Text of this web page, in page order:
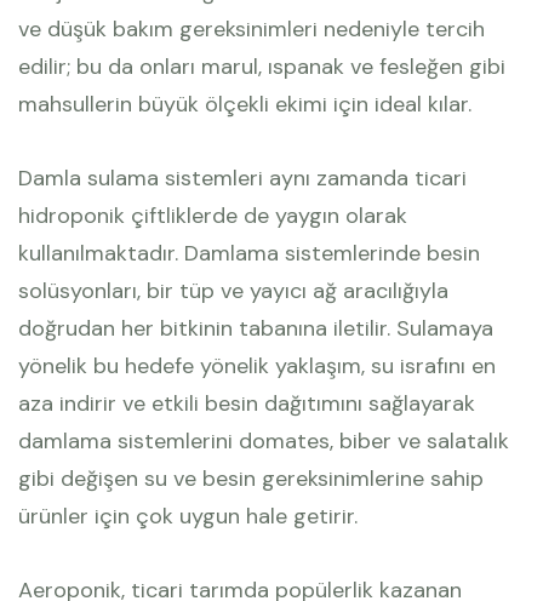
ve düşük bakım gereksinimleri nedeniyle tercih
edilir; bu da onları marul, ıspanak ve fesleğen gibi
mahsullerin büyük ölçekli ekimi için ideal kılar.
Damla sulama sistemleri aynı zamanda ticari
hidroponik çiftliklerde de yaygın olarak
kullanılmaktadır. Damlama sistemlerinde besin
solüsyonları, bir tüp ve yayıcı ağ aracılığıyla
doğrudan her bitkinin tabanına iletilir. Sulamaya
yönelik bu hedefe yönelik yaklaşım, su israfını en
aza indirir ve etkili besin dağıtımını sağlayarak
damlama sistemlerini domates, biber ve salatalık
gibi değişen su ve besin gereksinimlerine sahip
ürünler için çok uygun hale getirir.
Aeroponik, ticari tarımda popülerlik kazanan